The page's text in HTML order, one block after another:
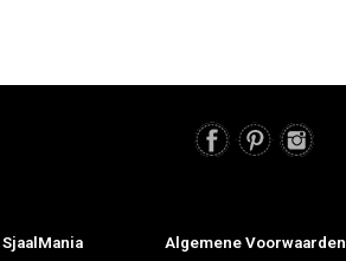
SjaalMania Algemene Voorwaarden